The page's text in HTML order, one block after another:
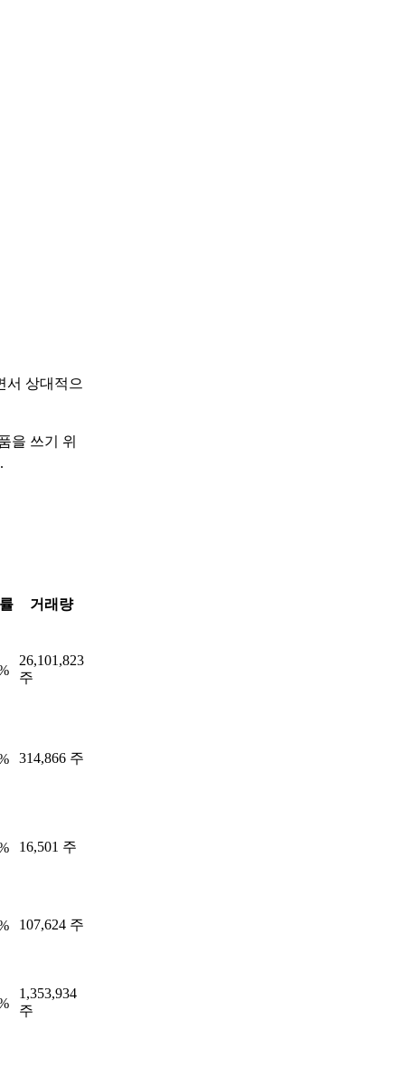
서 상대적으
을 쓰기 위
거래량
26,101,823
주
314,866 주
16,501 주
107,624 주
1,353,934
주